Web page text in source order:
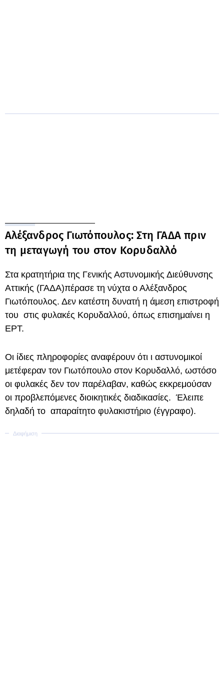
Αλέξανδρος Γιωτόπουλος: Στη ΓΑΔΑ πριν
τη μεταγωγή του στον Κορυδαλλό
Στα κρατητήρια της Γενικής Αστυνομικής Διεύθυνσης
Αττικής (ΓΑΔΑ)πέρασε τη νύχτα ο Αλέξανδρος
Γιωτόπουλος. Δεν κατέστη δυνατή η άμεση επιστροφή
του στις φυλακές Κορυδαλλού, όπως επισημαίνει η
ΕΡΤ.
Οι ίδιες πληροφορίες αναφέρουν ότι ι αστυνομικοί
μετέφεραν τον Γιωτόπουλο στον Κορυδαλλό, ωστόσο
οι φυλακές δεν τον παρέλαβαν, καθώς εκκρεμούσαν
οι προβλεπόμενες διοικητικές διαδικασίες. Έλειπε
δηλαδή το απαραίτητο φυλακιστήριο (έγγραφο).